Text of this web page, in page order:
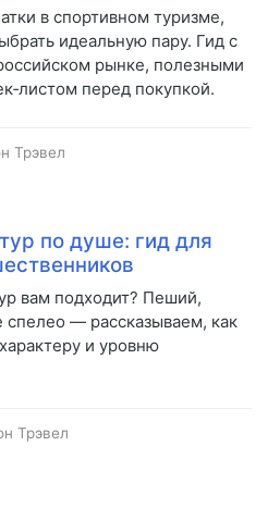
в спортивном туризме,
идеальную пару. Гид с
рынке, полезными
перед покупкой.
Трэвел
по душе: гид для
вам подходит? Пеший,
— рассказываем, как
и уровню
Трэвел